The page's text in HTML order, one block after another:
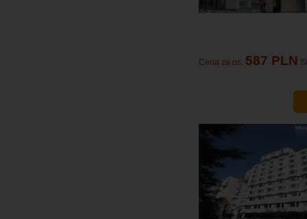
Cena za os. 587 PLN